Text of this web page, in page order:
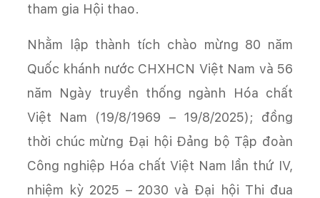
tham gia Hội thao.
Nhằm lập thành tích chào mừng 80 năm
Quốc khánh nước CHXHCN Việt Nam và 56
năm Ngày truyền thống ngành Hóa chất
Việt Nam (19/8/1969 – 19/8/2025); đồng
thời chúc mừng Đại hội Đảng bộ Tập đoàn
Công nghiệp Hóa chất Việt Nam lần thứ IV,
nhiệm kỳ 2025 – 2030 và Đại hội Thi đua